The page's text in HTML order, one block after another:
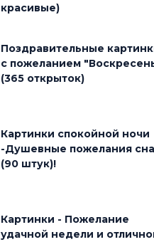
красивые)
Поздравительные картинки
с пожеланием
(365 открыток)
Картинки спокойной ночи
-Душевные пожелания сна
(90 штук)!
Картинки - Пожелание
удачной недели и